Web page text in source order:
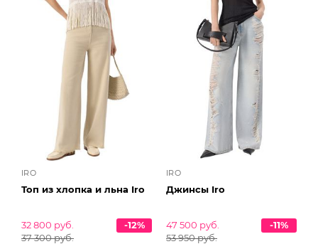
IRO
Топ из хлопка и льна Iro
32 800 руб.
37 300 руб.
-12%
IRO
Джинсы Iro
47 500 руб.
53 950 руб.
-11%